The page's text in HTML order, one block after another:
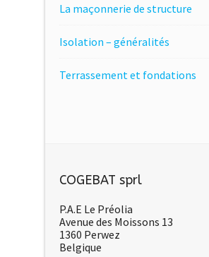
La maçonnerie de structure
Isolation – généralités
Terrassement et fondations
COGEBAT sprl
P.A.E Le Préolia
Avenue des Moissons 13
1360 Perwez
Belgique